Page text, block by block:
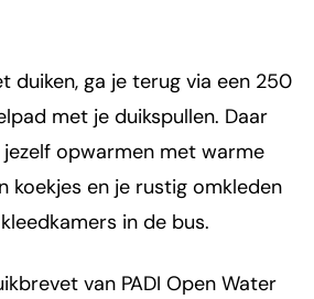
duiken, ga je terug via een 250
met je duikspullen. Daar
jezelf opwarmen met warme
koekjes en je rustig omkleden
in de bus.
van PADI Open Water